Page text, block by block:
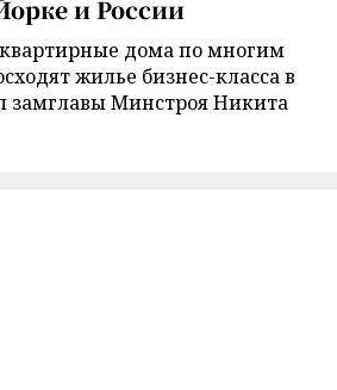
и России
дома по многим
жилье бизнес-класса в
замглавы Минстроя Никита